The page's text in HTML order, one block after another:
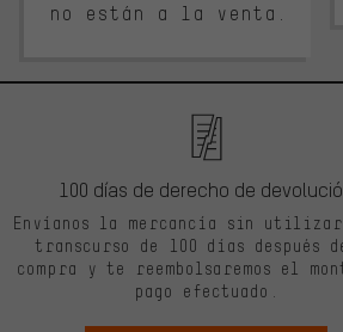
no están a la venta.
100 días de derecho de
Envíanos la mercancía sin
transcurso de 100 días después
compra y te reembolsaremos el
pago efectuado.